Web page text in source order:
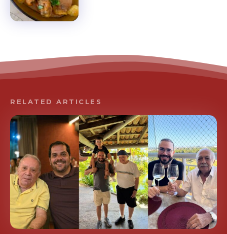
RELATED ARTICLES